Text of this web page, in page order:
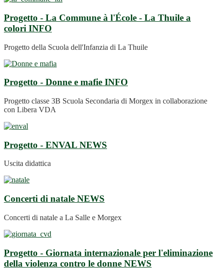
Progetto - La Commune à l'École - La Thuile a
colori INFO
Progetto della Scuola dell'Infanzia di La Thuile
Progetto - Donne e mafie INFO
Progetto classe 3B Scuola Secondaria di Morgex in collaborazione
con Libera VDA
Progetto - ENVAL NEWS
Uscita didattica
Concerti di natale NEWS
Concerti di natale a La Salle e Morgex
Progetto - Giornata internazionale per l'eliminazione
della violenza contro le donne NEWS